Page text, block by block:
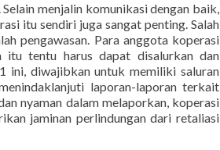
menjalin komunikasi dengan baik,
itu sendiri juga sangat penting. Salah
pengawasan. Para anggota koperasi
itu tentu harus dapat disalurkan dan
ini, diwajibkan untuk memiliki saluran
laporan-laporan terkait
nyaman dalam melaporkan, koperasi
jaminan perlindungan dari retaliasi